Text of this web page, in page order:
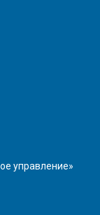
управление»